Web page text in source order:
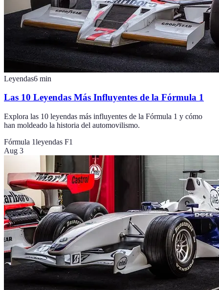
Leyendas6 min
Las 10 Leyendas Más Influyentes de la Fórmula 1
Explora las 10 leyendas más influyentes de la Fórmula 1 y cómo
han moldeado la historia del automovilismo.
Fórmula 1leyendas F1
Aug 3